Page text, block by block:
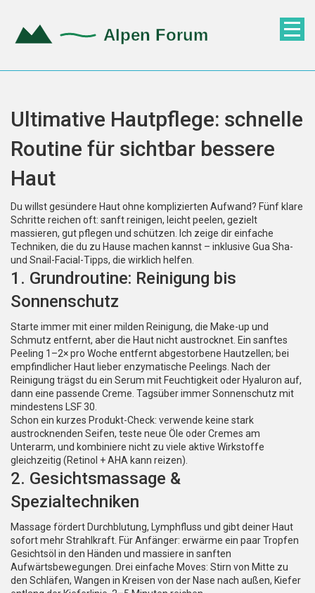
Ultimative Hautpflege: schnelle
Routine für sichtbar bessere
Haut
Du willst gesündere Haut ohne komplizierten Aufwand? Fünf klare
Schritte reichen oft: sanft reinigen, leicht peelen, gezielt
massieren, gut pflegen und schützen. Ich zeige dir einfache
Techniken, die du zu Hause machen kannst – inklusive Gua Sha-
und Snail-Facial-Tipps, die wirklich helfen.
1. Grundroutine: Reinigung bis
Sonnenschutz
Starte immer mit einer milden Reinigung, die Make-up und
Schmutz entfernt, aber die Haut nicht austrocknet. Ein sanftes
Peeling 1–2× pro Woche entfernt abgestorbene Hautzellen; bei
empfindlicher Haut lieber enzymatische Peelings. Nach der
Reinigung trägst du ein Serum mit Feuchtigkeit oder Hyaluron auf,
dann eine passende Creme. Tagsüber immer Sonnenschutz mit
mindestens LSF 30.
Schon ein kurzes Produkt-Check: verwende keine stark
austrocknenden Seifen, teste neue Öle oder Cremes am
Unterarm, und kombiniere nicht zu viele aktive Wirkstoffe
gleichzeitig (Retinol + AHA kann reizen).
2. Gesichtsmassage &
Spezialtechniken
Massage fördert Durchblutung, Lymphfluss und gibt deiner Haut
sofort mehr Strahlkraft. Für Anfänger: erwärme ein paar Tropfen
Gesichtsöl in den Händen und massiere in sanften
Aufwärtsbewegungen. Drei einfache Moves: Stirn von Mitte zu
den Schläfen, Wangen in Kreisen von der Nase nach außen, Kiefer